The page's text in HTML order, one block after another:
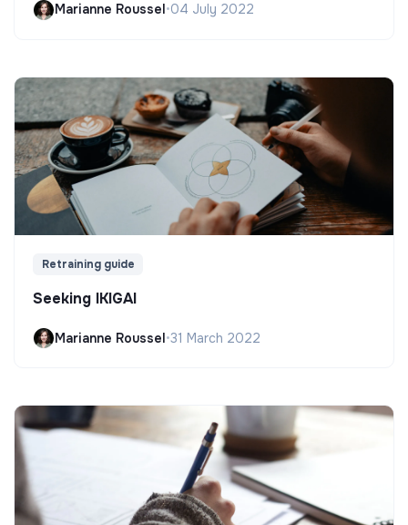
Marianne Roussel•04 July 2022
Retraining guide
Seeking IKIGAI
Marianne Roussel•31 March 2022